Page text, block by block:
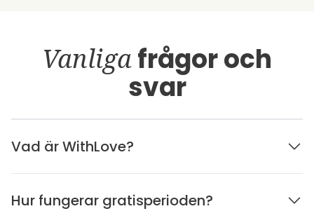
Vanligafrågor och
svar
Vad är WithLove?
Hur fungerar gratisperioden?